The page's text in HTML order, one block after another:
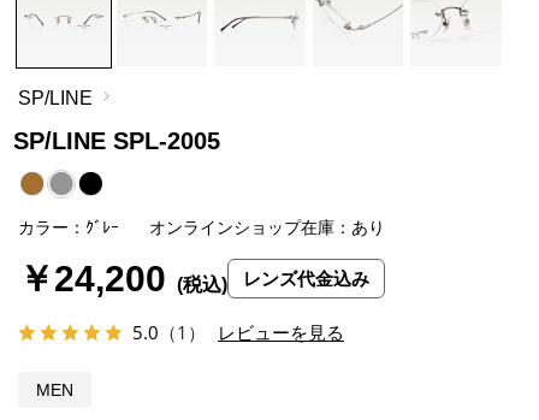
SP/LINE
SP/LINE SPL-2005
5.0 （1） レビューを見る
MEN
カラー：ｸﾞﾚｰ オンラインショップ在庫：あり
￥24,200 レンズ代金込み